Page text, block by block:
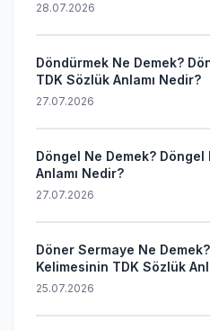
28.07.2026
Döndürmek Ne Demek?
TDK Sözlük Anlamı Nedir?
27.07.2026
Döngel Ne Demek?
Anlamı Nedir?
27.07.2026
Döner Sermaye Ne
Kelimesinin TDK Sözlük
25.07.2026